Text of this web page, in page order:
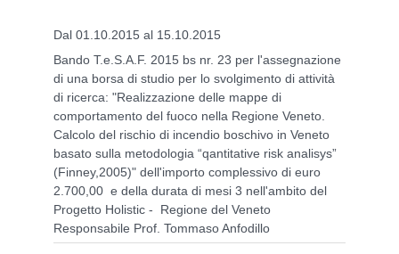
Dal 01.10.2015 al 15.10.2015
Bando T.e.S.A.F. 2015 bs nr. 23 per l'assegnazione
di una borsa di studio per lo svolgimento di attività
di ricerca: "Realizzazione delle mappe di
comportamento del fuoco nella Regione Veneto.
Calcolo del rischio di incendio boschivo in Veneto
basato sulla metodologia “qantitative risk analisys”
(Finney,2005)" dell'importo complessivo di euro
2.700,00 e della durata di mesi 3 nell'ambito del
Progetto Holistic - Regione del Veneto
Responsabile Prof. Tommaso Anfodillo